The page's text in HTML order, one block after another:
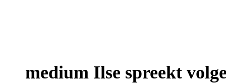
medium Ilse spreekt